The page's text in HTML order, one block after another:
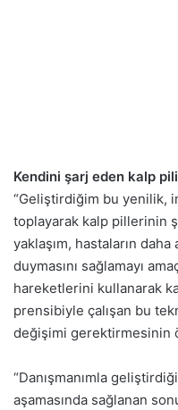
Kendini şarj eden kalp
“Geliştirdiğim bu yenilik,
toplayarak kalp pillerinin
yaklaşım, hastaların
duymasını sağlamayı
hareketlerini kullanarak
prensibiyle çalışan bu
değişimi gerektirmesinin
“Danışmanımla
aşamasında sağlanan